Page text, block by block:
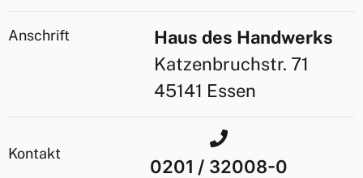
Anschrift
Haus des Handwerks
Katzenbruchstr. 71
45141 Essen
Kontakt
0201 / 32008-0